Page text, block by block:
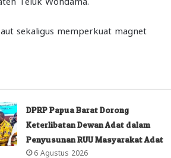
sekaligus memperkuat magnet
DPRP Papua Barat Dorong
Keterlibatan Dewan Adat dalam
Penyusunan RUU Masyarakat Adat
6 Agustus 2026